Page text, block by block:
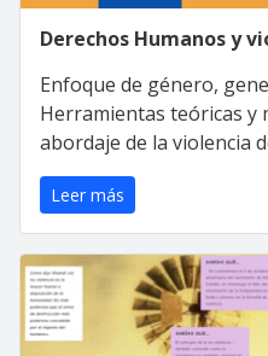
Derechos Humanos y
Enfoque de género,
Herramientas teóricas y
abordaje de la violencia
Leer más